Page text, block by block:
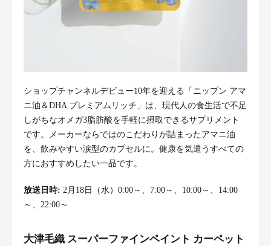
ショップチャンネルデビュー10年を迎える「ニップン アマ
ニ油＆DHA プレミアムリッチ」は、現代人の食生活で不足
しがちなオメガ3脂肪酸を手軽に摂取できるサプリメント
です。メーカーならではのこだわりが詰まったアマニ油
を、飲みやすい涙型のカプセルに。健康を気遣うすべての
方におすすめしたい一品です。
放送日時: 2月18日（水）0:00～、7:00～、10:00～、14:00
～、22:00～
大津毛織 スーパーファインペイント カーペット